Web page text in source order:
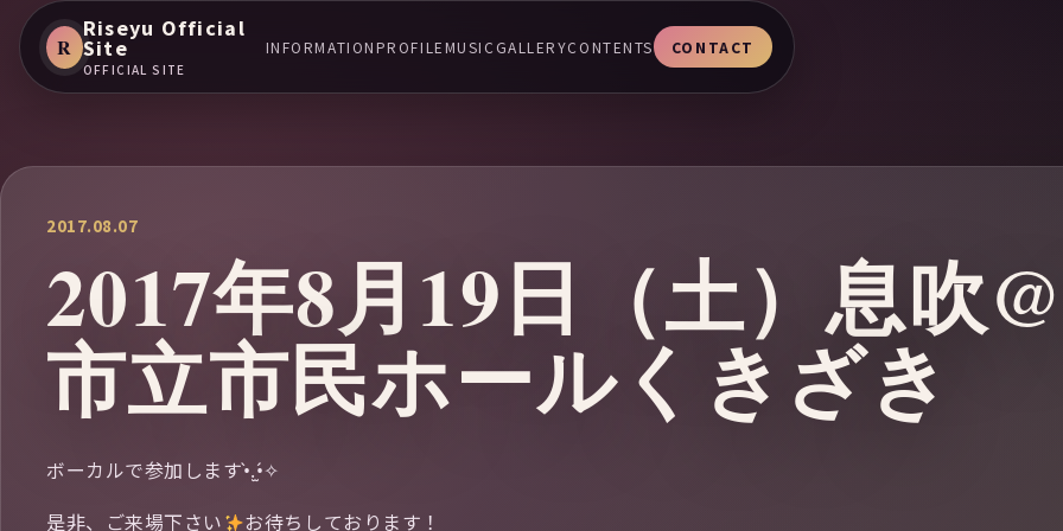
R
Riseyu Official
Site
OFFICIAL SITE
INFORMATIONPROFILEMUSIC GALLERYCONTENTS CONTACT
2017.08.07
2017年8月19日（土）息吹
市立市民ホールくきざき
ボーカルで参加します•̀.̫•́✧
是非、ご来場下さい
お待ちしております！